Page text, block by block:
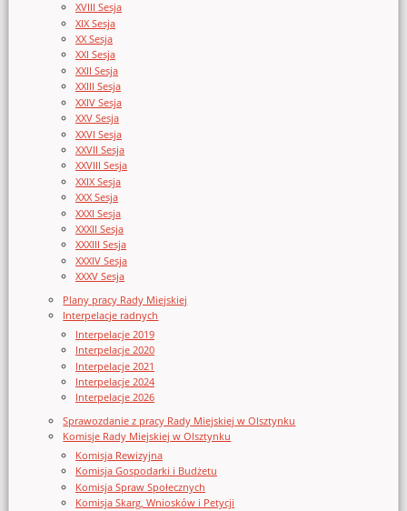
XVIII Sesja
XIX Sesja
XX Sesja
XXI Sesja
XXII Sesja
XXIII Sesja
XXIV Sesja
XXV Sesja
XXVI Sesja
XXVII Sesja
XXVIII Sesja
XXIX Sesja
XXX Sesja
XXXI Sesja
XXXII Sesja
XXXIII Sesja
XXXIV Sesja
XXXV Sesja
Plany pracy Rady Miejskiej
Interpelacje radnych
Interpelacje 2019
Interpelacje 2020
Interpelacje 2021
Interpelacje 2024
Interpelacje 2026
Sprawozdanie z pracy Rady Miejskiej w Olsztynku
Komisje Rady Miejskiej w Olsztynku
Komisja Rewizyjna
Komisja Gospodarki i Budżetu
Komisja Spraw Społecznych
Komisja Skarg, Wniosków i Petycji